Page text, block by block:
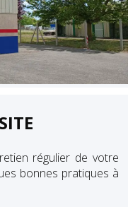
régulier de votre
bonnes pratiques à